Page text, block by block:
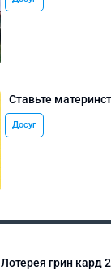
Ставьте
Досуг
Лотерея грин кард